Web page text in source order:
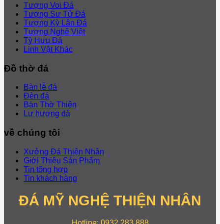
Tượng Voi Đá
Tượng Sư Tử Đá
Tượng Kỳ Lân Đá
Tượng Nghê Việt
Tỳ Hưu Đá
Linh Vật Khác
Đồ thờ đá
Bàn lễ đá
Đèn đá
Bàn Thờ Thiên
Lư hương đá
về chúng tôi
Xưởng Đá Thiện Nhân
Giới Thiệu Sản Phẩm
Tin tổng hợp
Tin khách hàng
ĐÁ MỸ NGHỆ THIỆN NHÂN